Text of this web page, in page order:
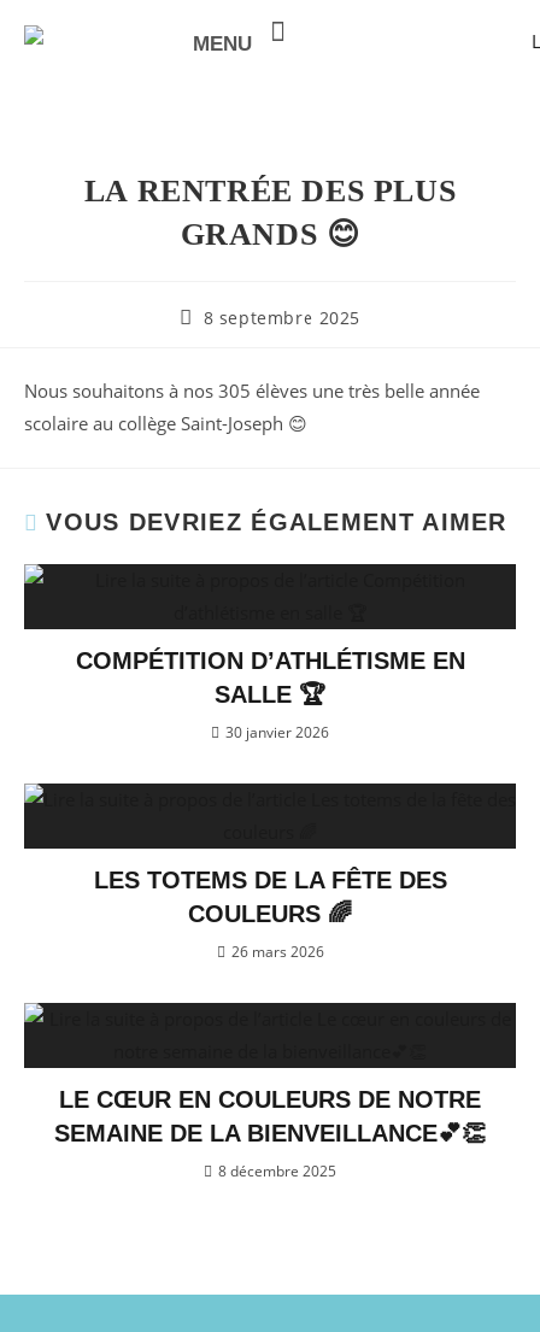
MENU
LA RENTRÉE DES PLUS
GRANDS 😊
8 septembre 2025
Nous souhaitons à nos 305 élèves une très belle année
scolaire au collège Saint-Joseph 😊
VOUS DEVRIEZ ÉGALEMENT AIMER
COMPÉTITION D’ATHLÉTISME EN
SALLE 🏆
30 janvier 2026
LES TOTEMS DE LA FÊTE DES
COULEURS 🌈
26 mars 2026
LE CŒUR EN COULEURS DE NOTRE
SEMAINE DE LA BIENVEILLANCE💕👏
8 décembre 2025